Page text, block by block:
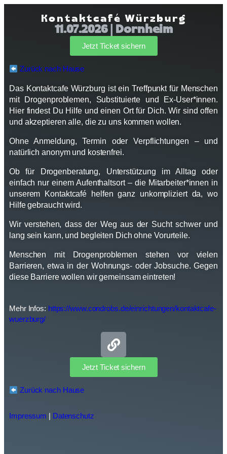
Kontaktcafé Würzburg
11.07.2026 | Dornheim
Jetzt Ticket sichern
Zurück nach Hause
Das Kontaktcafe Würzburg ist ein Treffpunkt für Menschen
mit Drogenproblemen, Substituierte und Ex-User*innen.
Hier findest Du Hilfe und einen Ort für Dich. Wir sind offen
und akzeptieren alle, die zu uns kommen wollen.
Ohne Anmeldung, Termin oder Verpflichtungen – und
natürlich anonym und kostenfrei.
Ob für Drogenberatung, Unterstützung im Alltag oder
einfach nur einem Aufenthaltsort – die Mitarbeiter*innen in
unserem Kontaktcafé helfen ganz unkompliziert da, wo
Hilfe gebraucht wird.
Wir verstehen, dass der Weg aus der Sucht schwer und
lang sein kann, und begleiten Dich ohne Vorurteile.
Menschen mit Drogenproblemen stehen vor vielen
Barrieren, etwa in der Wohnungs- oder Jobsuche. Gegen
diese Barriere wollen wir gemeinsam eintreten!
Mehr Infos: https://www.condrobs.de/einrichtungen/kontaktcafe-
wuerzburg/
Jetzt Ticket sichern
Zurück nach Hause
Impressum | Datenschutz